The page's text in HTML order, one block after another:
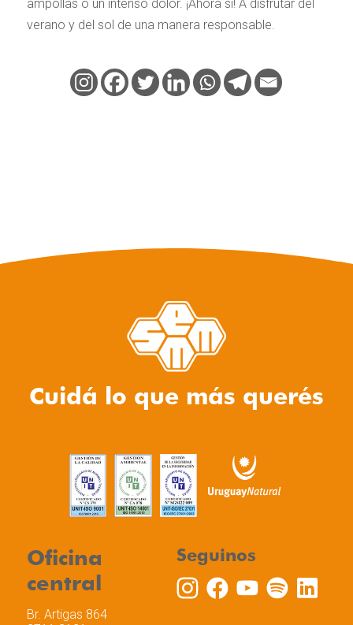
ampollas o un intenso dolor. ¡Ahora sí! A disfrutar del
verano y del sol de una manera responsable.
Cuidá lo que más querés
Oficina
central
Br. Artigas 864
Seguinos